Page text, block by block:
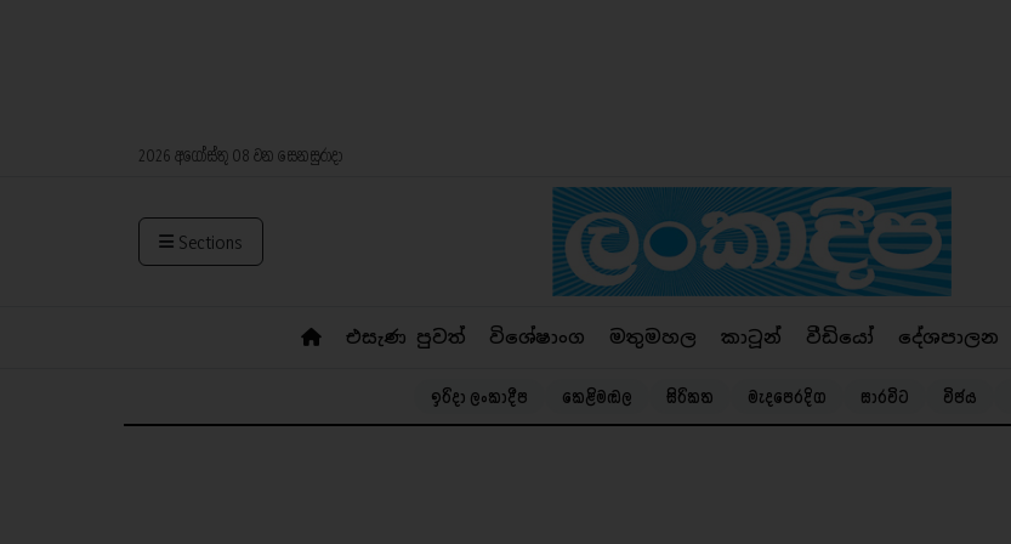
2026 අගෝස්තු 08 වන සෙනසුරාදා
Sections
එසැණ පුවත් විශේෂාංග මතුමහල කාටූන් වීඩියෝ දේශපාලන
ඉරිදා ලංකාදීප කෙළිමඬල සිරිකත මැදපෙරදිග සාරවිට විජය